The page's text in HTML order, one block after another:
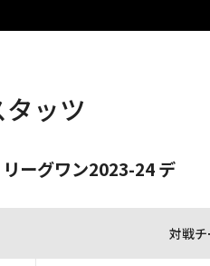
ッツ
ーグワン2023-24 デ
対戦